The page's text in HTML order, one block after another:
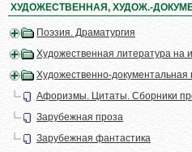
ХУДОЖЕСТВЕННАЯ, ХУДОЖ.-
Поэзия. Драматургия
Художественная литература на
Художественно-
Афоризмы. Цитаты. Сборники
Зарубежная проза
Зарубежная фантастика